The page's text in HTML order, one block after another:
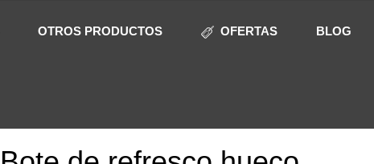
OTROS PRODUCTOS OFERTAS BLOG